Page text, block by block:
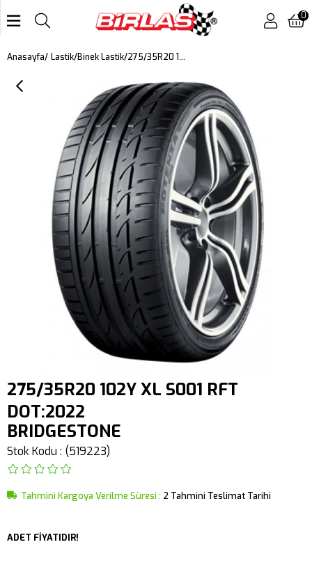
0
Anasayfa Lastik Binek Lastik 275/35R20 102Y XL S001 RFT DOT:2022
275/35R20 102Y XL S001 RFT
DOT:2022
BRIDGESTONE
Stok Kodu (519223)
Tahmini Kargoya Verilme Süresi : 2 Tahmini Teslimat Tarihi
ADET FİYATIDIR!